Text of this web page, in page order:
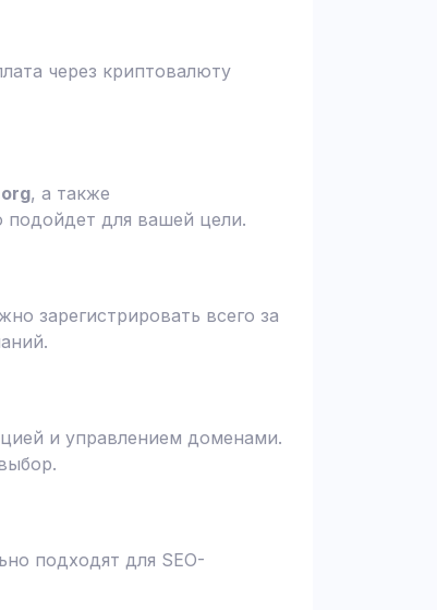
через криптовалюту
, а также
подойдет для вашей цели.
зарегистрировать всего за
и управлением доменами.
подходят для SEO-